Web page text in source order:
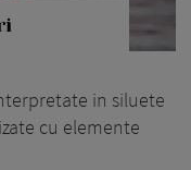
in siluete
cu elemente